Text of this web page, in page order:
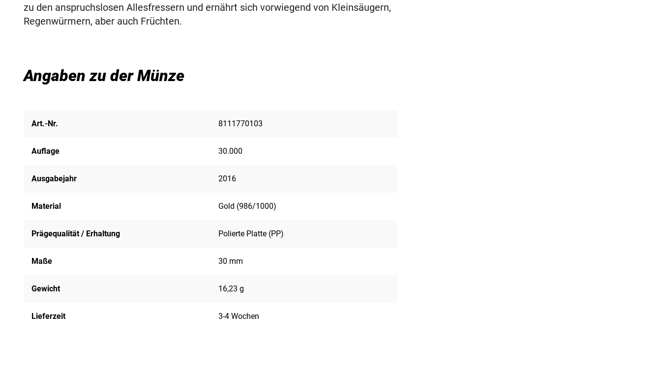
zu den anspruchslosen Allesfressern und ernährt sich vorwiegend von Kleinsäugern,
Regenwürmern, aber auch Früchten.
Angaben zu der Münze
Art.-Nr. 8111770103
Auflage 30.000
Ausgabejahr 2016
Material Gold (986/1000)
Prägequalität / Erhaltung Polierte Platte (PP)
Maße 30 mm
Gewicht 16,23 g
Lieferzeit 3-4 Wochen